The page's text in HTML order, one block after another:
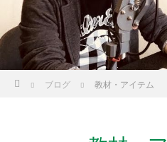
ブログ 教材・アイテム